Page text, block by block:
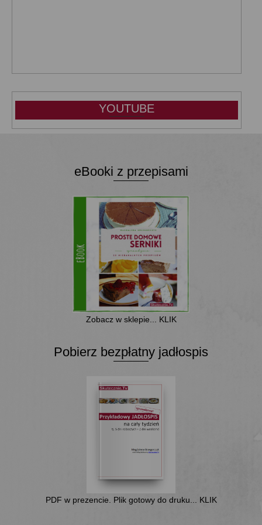
YOUTUBE
eBooki z przepisami
Zobacz w sklepie... KLIK
Pobierz bezpłatny jadłospis
PDF w prezencie. Plik gotowy do druku... KLIK